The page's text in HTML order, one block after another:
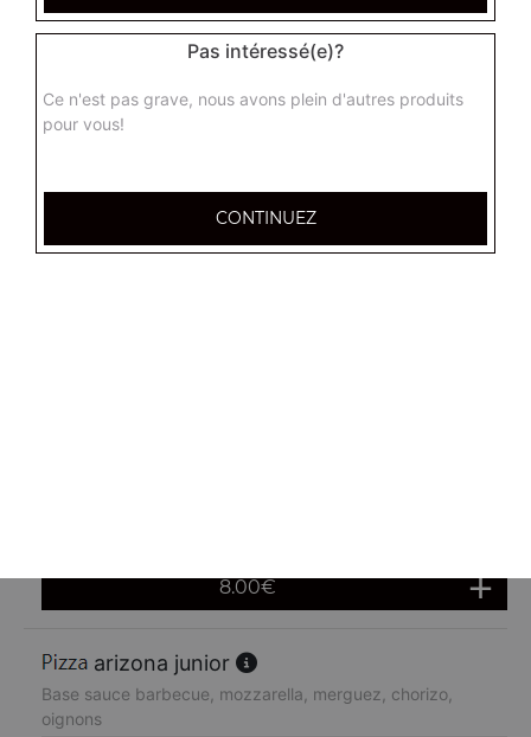
Base sauce tomate, fromage, thon, saumon
8.00€
8.00€
arizona junior
Base sauce barbecue, mozzarella, merguez, chorizo,
oignons
Pas intéressé(e)?
Ce n'est pas grave, nous avons plein d'autres produits
pour vous!
CONTINUEZ